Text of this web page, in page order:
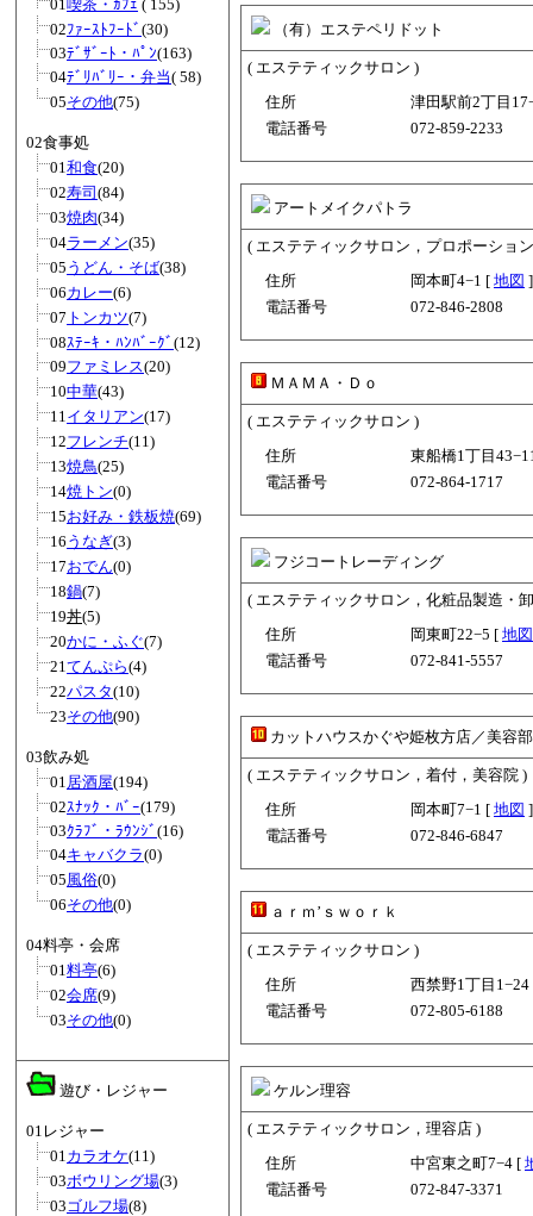
01喫茶・ｶﾌｪ ( 155)
02ﾌｧｰｽﾄﾌｰﾄﾞ (30)
03ﾃﾞｻﾞｰﾄ・ﾊﾟﾝ(163)
04ﾃﾞﾘﾊﾞﾘｰ・弁当( 58)
05その他(75)
02食事処
01和食(20)
02寿司 (84)
03焼肉(34)
04ラーメン(35)
05 うどん・そば(38)
06カレー(6)
07 トンカツ(7)
08ｽﾃｰｷ・ﾊﾝﾊﾞｰｸﾞ (12)
09ファミレス(20)
10中華(43)
11イタリアン(17)
12フレンチ(11)
13焼鳥(25)
14焼トン(0)
15お好み・鉄板焼(69)
16 うなぎ(3)
17おでん(0)
18鍋(7)
19丼(5)
20かに・ふぐ(7)
21てんぷら(4)
22パスタ(10)
23その他(90)
03飲み処
01居酒屋(194)
02ｽﾅｯｸ・ﾊﾞｰ(179)
03ｸﾗﾌﾞ・ﾗｳﾝｼﾞ (16)
04キャバクラ(0)
05風俗(0)
06その他(0)
04料亭・会席
01料亭(6)
02会席(9)
03その他(0)
遊び・レジャー
01レジャー
01カラオケ(11)
03ボウリング場(3)
03ゴルフ場(8)
（有）エステペリドット
( エステティックサロン )
住所
津田駅前2丁目
電話番号
072-859-2233
アートメイクパトラ
( エステティックサロン，プロポーショ
住所
岡本町4−1 [ 地図 ]
電話番号
072-846-2808
ＭＡＭＡ・Ｄｏ
( エステティックサロン )
住所
東船橋1丁目
電話番号
072-864-1717
フジコートレーディング
( エステティックサロン，化粧品製造・
住所
岡東町22−5 [ 地図
電話番号
072-841-5557
カットハウスかぐや姫枚方店／美容部
( エステティックサロン，着付，美容院 )
住所
岡本町7−1 [ 地図 ]
電話番号
072-846-6847
ａｒｍ’ｓｗｏｒｋ
( エステティックサロン )
住所
西禁野1丁目
電話番号
072-805-6188
ケルン理容
( エステティックサロン，理容店 )
住所
中宮東之町7−4 [
電話番号
072-847-3371